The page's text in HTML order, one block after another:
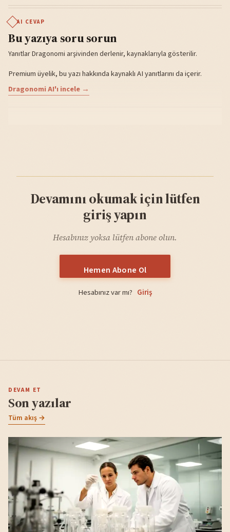
AI CEVAP
Bu yazıya soru sorun
Yanıtlar Dragonomi arşivinden derlenir, kaynaklarıyla gösterilir.
Premium üyelik, bu yazı hakkında kaynaklı AI yanıtlarını da içerir.
Dragonomi AI'ı incele →
Devamını okumak için lütfen
giriş yapın
Hesabınız yoksa lütfen abone olun.
Hemen Abone Ol
Hesabınız var mı? Giriş
DEVAM ET
Son yazılar
Tüm akış →